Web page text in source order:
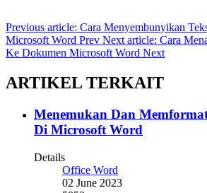
Previous article: Cara Menyembunyikan
Microsoft Word Prev Next article: Cara
Ke Dokumen Microsoft Word Next
ARTIKEL TERKAIT
Menemukan Dan
Di Microsoft Word
Details
Office Word
02 June 2023